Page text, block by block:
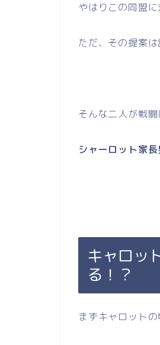
やはりこの同盟
ただ、その提案は
そんな二人が戦
シャーロット家
キャロッ
る！？
まずキャロット